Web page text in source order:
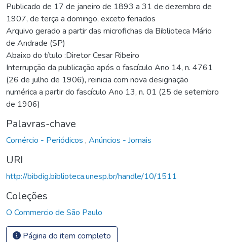
Publicado de 17 de janeiro de 1893 a 31 de dezembro de
1907, de terça a domingo, exceto feriados
Arquivo gerado a partir das microfichas da Biblioteca Mário
de Andrade (SP)
Abaixo do título :Diretor Cesar Ribeiro
Interrupção da publicação após o fascículo Ano 14, n. 4761
(26 de julho de 1906), reinicia com nova designação
numérica a partir do fascículo Ano 13, n. 01 (25 de setembro
de 1906)
Palavras-chave
Comércio - Periódicos , Anúncios - Jornais
URI
http://bibdig.biblioteca.unesp.br/handle/10/1511
Coleções
O Commercio de São Paulo
Página do item completo